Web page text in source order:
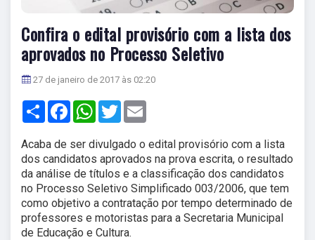
Confira o edital provisório com a lista dos
aprovados no Processo Seletivo
27 de janeiro de 2017 às 02:20
Share FacebookWhatsApp
Twitter
Acaba de ser divulgado o edital provisório com a lista
dos candidatos aprovados na prova escrita, o resultado
da análise de títulos e a classificação dos candidatos
no Processo Seletivo Simplificado 003/2006, que tem
como objetivo a contratação por tempo determinado de
professores e motoristas para a Secretaria Municipal
de Educação e Cultura.